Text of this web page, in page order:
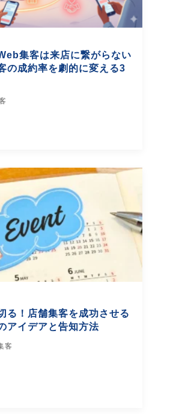
集客は来店に繋がらない
の成約率を劇的に変える3
る！店舗集客を成功させる
アイデアと告知方法
客